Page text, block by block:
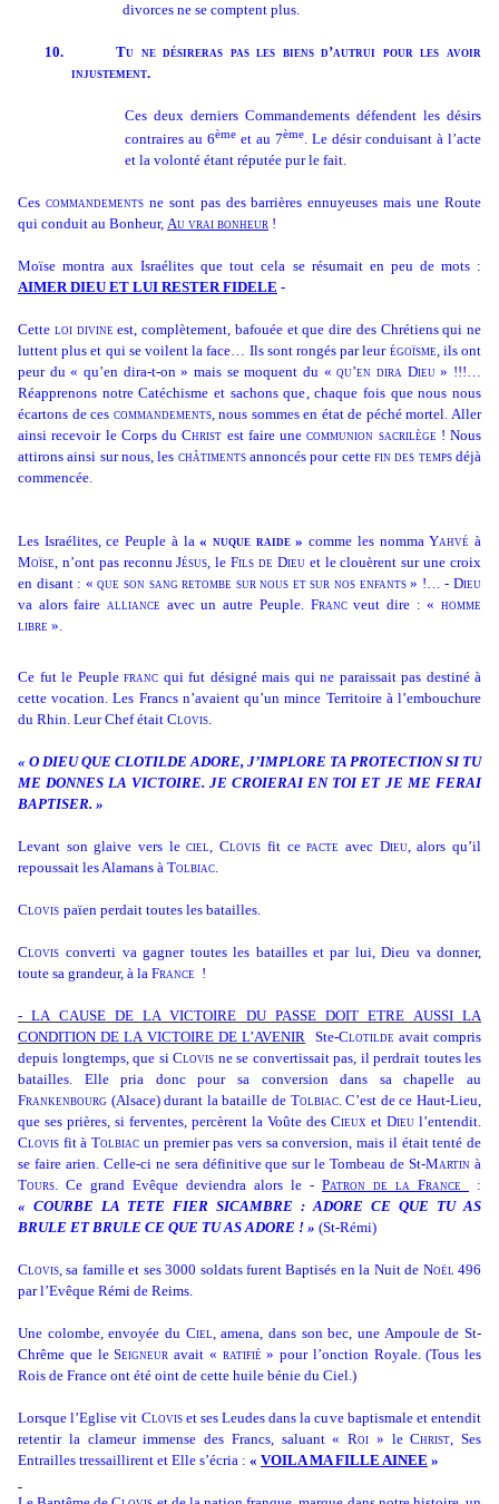
divorces ne se comptent plus.
10.
Tu ne désireras pas les biens d’autrui pour les avoir
injustement.
Ces deux derniers Commandements défendent les désirs
contraires au 6ème et au 7ème. Le désir conduisant à l’acte
et la volonté étant réputée pur le fait.
Ces commandementsne sont pas des barrières ennuyeuses mais une Route
qui conduit au Bonheur, Au vrai bonheur !
Moïse montra aux Israélites que tout cela se résumait en peu de mots :
AIMER DIEU ET LUI RESTER FIDELE -
Cette loi divine est, complètement, bafouée et que dire des Chrétiens qui ne
luttent plus et qui se voilent la face… Ils sont rongés par leur égoïsme, ils ont
peur du « qu’en dira-t-on » mais se moquent du «qu’en dira Dieu» !!!…
Réapprenons notre Catéchisme et sachons que, chaque fois que nous nous
écartons de ces commandements, nous sommes en état de péché mortel. Aller
ainsi recevoir le Corps duChrist est faire unecommunion sacrilège ! Nous
attirons ainsi sur nous, les châtimentsannoncés pour cettefin des tempsdéjà
commencée.
Les Israélites, ce Peuple à la«nuque raide» comme les nommaYahvé à
Moïse, n’ont pas reconnuJésus, leFils de Dieuet le clouèrent sur une croix
en disant : «que son sang retombe sur nous et sur nos enfants» !… -Dieu
va alors fairealliance avec un autre Peuple. Francveut dire : «homme
libre ».
Ce fut le Peuple franc qui fut désigné mais qui ne paraissait pas destiné à
cette vocation. Les Francs n’avaient qu’un mince Territoire à l’embouchure
du Rhin. Leur Chef était Clovis.
« O DIEU QUE CLOTILDE ADORE, J’IMPLORE TA PROTECTION SI TU
ME DONNES LA VICTOIRE. JE CROIERAI EN TOI ET JE ME FERAI
BAPTISER. »
Levant son glaive vers leciel,Clovis fit cepacte avec Dieu, alors qu’il
repoussait les Alamans à Tolbiac.
Clovis païen perdait toutes les batailles.
Clovis converti va gagner toutes les batailles et par lui, Dieu va donner,
toute sa grandeur, à la France !
- LA CAUSE DE LA VICTOIRE DU PASSE DOIT ETRE AUSSI LA
CONDITION DE LA VICTOIRE DE L’AVENIR Ste-Clotilde avait compris
depuis longtemps, que si Clovis ne se convertissait pas, il perdrait toutes les
batailles. Elle pria donc pour sa conversion dans sa chapelle au
Frankenbourg (Alsace) durant la bataille de Tolbiac. C’est de ce Haut-Lieu,
que ses prières, si ferventes, percèrent la Voûte des Cieux et Dieu l’entendit.
Clovis fit àTolbiac un premier pas vers sa conversion, mais il était tenté de
se faire arien. Celle-ci ne sera définitive que sur le Tombeau de St-Martin à
Tours. Ce grand Evêque deviendra alors le - Patron de la France
:
« COURBE LA TETE FIER SICAMBRE : ADORE CE QUE TU AS
BRULE ET BRULE CE QUE TU AS ADORE ! » (St-Rémi)
Clovis, sa famille et ses 3000 soldats furent Baptisés en la Nuit de Noël 496
par l’Evêque Rémi de Reims.
Une colombe, envoyée du Ciel, amena, dans son bec, une Ampoule de St-
Chrême que leSeigneur avait « ratifié » pour l’onction Royale. (Tous les
Rois de France ont été oint de cette huile bénie du Ciel.)
Lorsque l’Eglise vit Cloviset ses Leudes dans la cuve baptismale et entendit
retentir la clameur immense des Francs, saluant « Roi » leChrist, Ses
Entrailles tressaillirent et Elle s’écria : « VOILA MA FILLE AINEE »